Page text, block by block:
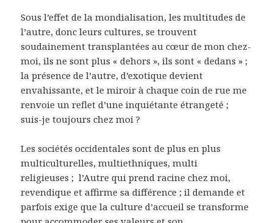
Sous l’effet de la mondialisation, les multitudes de
l’autre, donc leurs cultures, se trouvent
soudainement transplantées au cœur de mon chez-
moi, ils ne sont plus « dehors », ils sont « dedans » ;
la présence de l’autre, d’exotique devient
envahissante, et le miroir à chaque coin de rue me
renvoie un reflet d’une inquiétante étrangeté ;
suis-je toujours chez moi ?
Les sociétés occidentales sont de plus en plus
multiculturelles, multiethniques, multi
religieuses ; l’Autre qui prend racine chez moi,
revendique et affirme sa différence ; il demande et
parfois exige que la culture d’accueil se transforme